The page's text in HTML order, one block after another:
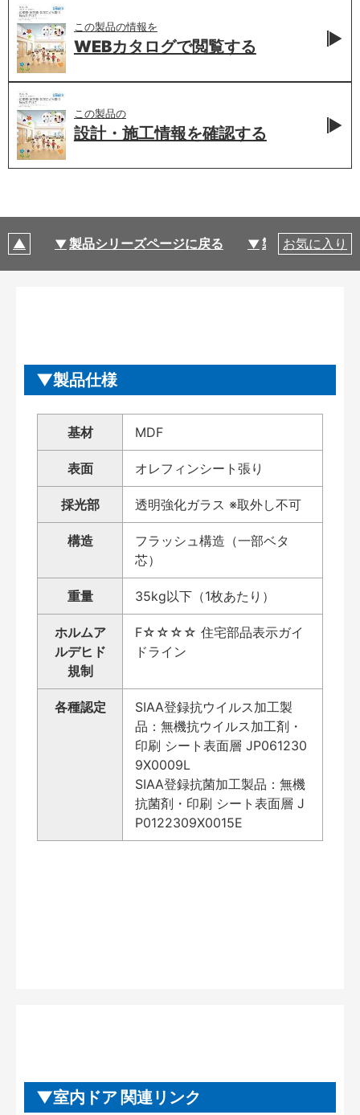
この製品の情報を
WEBカタログで閲覧する
この製品の
設計・施工情報を確認する
製品シリーズページに戻る 製品仕様
お気に入り
製品仕様
基材 MDF
表面 オレフィンシート張り
採光部 透明強化ガラス ※取外し不可
構造
フラッシュ構造（一部ベタ
芯）
重量 35kg以下（1枚あたり）
ホルムア
ルデヒド
規制
F☆☆☆☆ 住宅部品表示ガイ
ドライン
各種認定
SIAA登録抗ウイルス加工製
品：無機抗ウイルス加工剤・
印刷 シート表面層 JP061230
9X0009L
SIAA登録抗菌加工製品：無機
抗菌剤・印刷 シート表面層 J
P0122309X0015E
室内ドア 関連リンク